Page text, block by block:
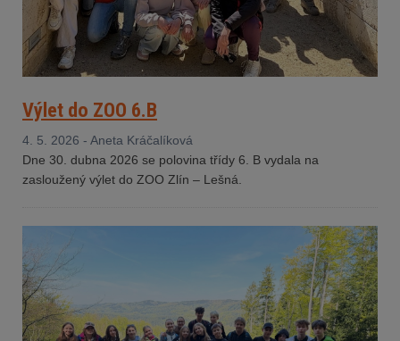
Výlet do ZOO 6.B
4. 5. 2026 - Aneta Kráčalíková
Dne 30. dubna 2026 se polovina třídy 6. B vydala na
zasloužený výlet do ZOO Zlín – Lešná.